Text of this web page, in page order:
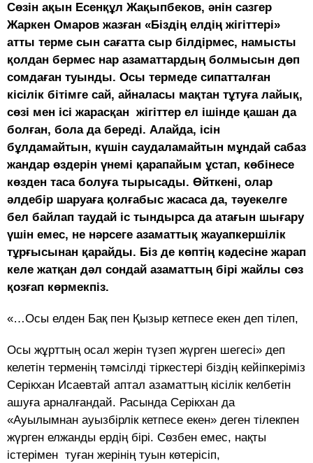
Сөзін ақын Есенқұл Жақыпбеков, әнін сазгер
Жаркен Омаров жазған «Біздің елдің жігіттері»
атты терме сын сағатта сыр білдірмес, намысты
қолдан бермес нар азаматтардың болмысын дөп
сомдаған туынды. Осы термеде сипатталған
кісілік бітімге сай, айналасы мақтан тұтуға лайық,
сөзі мен ісі жарасқан жігіттер ел ішінде қашан да
болған, бола да береді. Алайда, ісін
бұлдамайтын, күшін саудаламайтын мұндай сабаз
жандар өздерін үнемі қарапайым ұстап, көбінесе
көзден таса болуға тырысады. Өйткені, олар
әлдебір шаруаға қолғабыс жасаса да, тәуекелге
бел байлап таудай іс тындырса да атағын шығару
үшін емес, не нәрсеге азаматтық жауапкершілік
тұрғысынан қарайды. Біз де көптің кәдесіне жарап
келе жатқан дәл сондай азаматтың бірі жайлы сөз
қозғап көрмекпіз.
«…Осы елден Бақ пен Қызыр кетпесе екен деп тілеп,
Осы жұрттың осал жерін түзеп жүрген шегесі» деп
келетін терменің тәмсілді тіркестері біздің кейіпкеріміз
Серікхан Исаевтай аптал азаматтың кісілік келбетін
ашуға арналғандай. Расында Серікхан да
«Ауылымнан ауызбірлік кетпесе екен» деген тілекпен
жүрген елжанды ердің бірі. Сөзбен емес, нақты
істерімен туған жерінің туын көтерісіп,